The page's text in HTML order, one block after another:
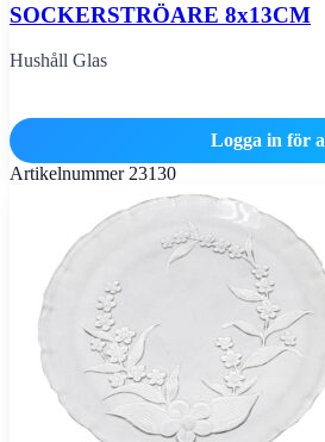
SOCKERSTRÖARE 8x13CM
Hushåll Glas
Logga in för
Artikelnummer 23130